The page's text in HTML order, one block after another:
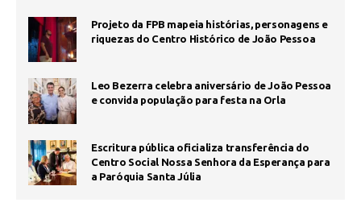
Projeto da FPB mapeia histórias, personagens e
riquezas do Centro Histórico de João Pessoa
Leo Bezerra celebra aniversário de João Pessoa
e convida população para festa na Orla
Escritura pública oficializa transferência do
Centro Social Nossa Senhora da Esperança para
a Paróquia Santa Júlia